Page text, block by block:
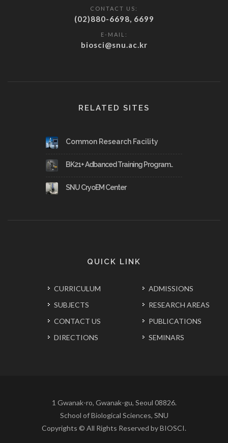
CONTACT US:
(02)880-6698, 6699
E-MAIL:
biosci@snu.ac.kr
RELATED SITES
Common Research Facility
BK21+ Adbanced Training Program..
SNU CryoEM Center
QUICK LINK
CURRICULUM
SUBJECTS
CONTACT US
DIRECTIONS
ADMISSIONS
RESEARCH AREAS
PUBLICATIONS
SEMINARS
1 Gwanak-ro, Gwanak-gu, Seoul 08826.
School of Biological Sciences, SNU
Copyrights © All Rights Reserved by BIOSCI.